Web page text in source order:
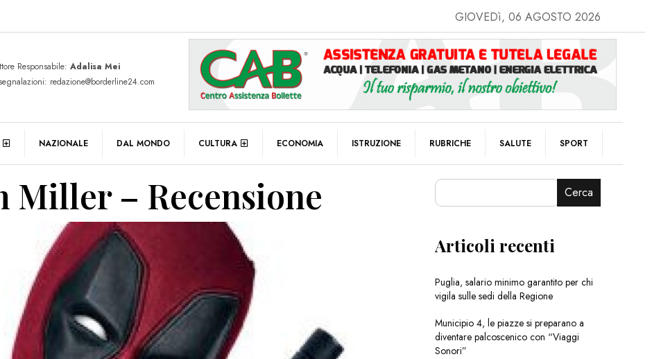
GIOVEDì, 06 AGOSTO 2026
Responsabile: Adalisa Mei
redazione@borderline24.com
NAZIONALE DAL MONDO CULTURA ECONOMIA ISTRUZIONE RUBRICHE SALUTE SPORT
Miller – Recensione Cerca
Articoli recenti
Puglia, salario minimo garantito per chi
vigila sulle sedi della Regione
Municipio 4, le piazze si preparano a
diventare palcoscenico con “Viaggi
Sonori”